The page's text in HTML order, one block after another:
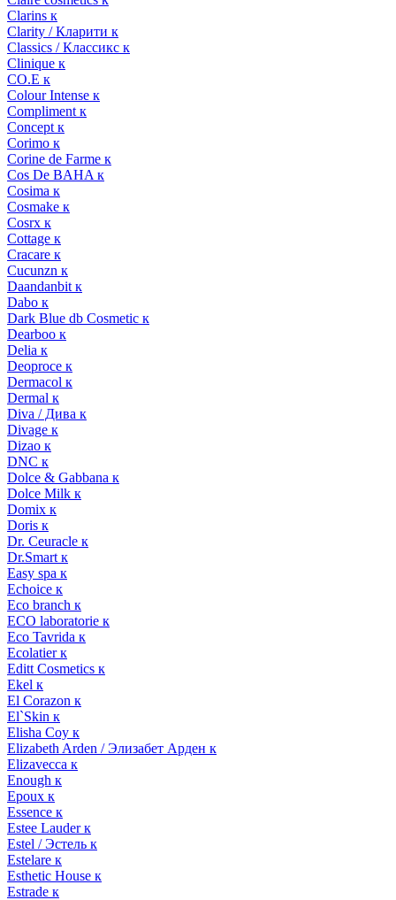
Clarins к
Clarity / Кларити к
Classics / Классикс к
Clinique к
CO.E к
Colour Intense к
Compliment к
Concept к
Corimo к
Corine de Farme к
Cos De BAHA к
Cosima к
Cosmake к
Cosrx к
Cottage к
Cracare к
Cucunzn к
Daandanbit к
Dabo к
Dark Blue db Cosmetic к
Dearboo к
Delia к
Deoproce к
Dermacol к
Dermal к
Diva / Дива к
Divage к
Dizao к
DNC к
Dolce & Gabbana к
Dolce Milk к
Domix к
Doris к
Dr. Ceuracle к
Dr.Smart к
Easy spa к
Echoice к
Eco branch к
ECO laboratorie к
Eco Tavrida к
Ecolatier к
Editt Cosmetics к
Ekel к
El Corazon к
El`Skin к
Elisha Coy к
Elizabeth Arden / Элизабет Арден к
Elizavecca к
Enough к
Epoux к
Essence к
Estee Lauder к
Estel / Эстель к
Estelare к
Esthetic House к
Estrade к